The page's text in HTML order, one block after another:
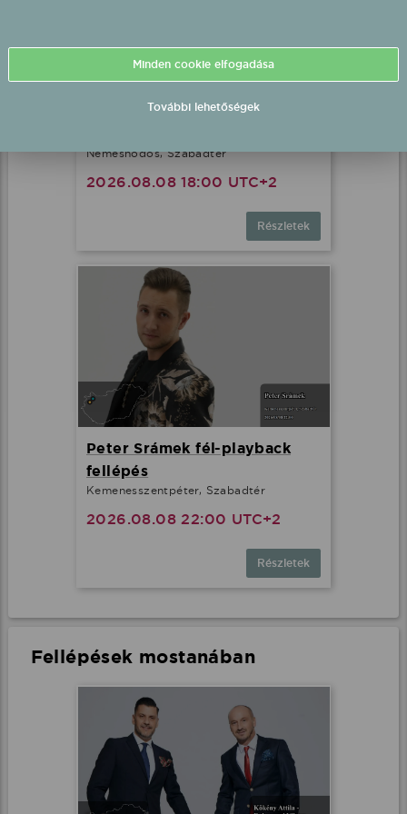
Peter Srámek fél-playback
Nemeshódos, Szabadtér
2026.08.08 18:00 UTC+2
Részletek
Peter Srámek fél-playback
fellépés
Kemenesszentpéter, Szabadtér
2026.08.08 22:00 UTC+2
Részletek
Fellépések mostanában
Minden cookie elfogadása
További lehetőségek